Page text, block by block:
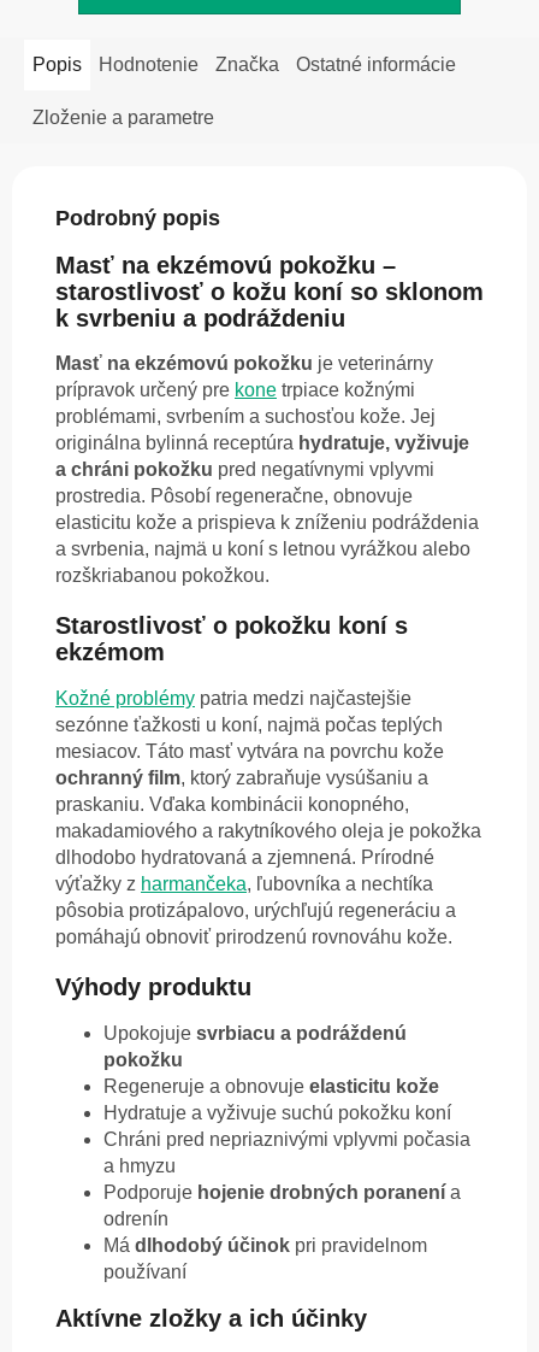
Popis Hodnotenie Značka Ostatné informácie
Zloženie a parametre
Podrobný popis
Masť na ekzémovú pokožku –
starostlivosť o kožu koní so sklonom
k svrbeniu a podráždeniu
Masť na ekzémovú pokožku je veterinárny
prípravok určený pre kone trpiace kožnými
problémami, svrbením a suchosťou kože. Jej
originálna bylinná receptúra hydratuje, vyživuje
a chráni pokožku pred negatívnymi vplyvmi
prostredia. Pôsobí regeneračne, obnovuje
elasticitu kože a prispieva k zníženiu podráždenia
a svrbenia, najmä u koní s letnou vyrážkou alebo
rozškriabanou pokožkou.
Starostlivosť o pokožku koní s
ekzémom
Kožné problémy patria medzi najčastejšie
sezónne ťažkosti u koní, najmä počas teplých
mesiacov. Táto masť vytvára na povrchu kože
ochranný film, ktorý zabraňuje vysúšaniu a
praskaniu. Vďaka kombinácii konopného,
makadamiového a rakytníkového oleja je pokožka
dlhodobo hydratovaná a zjemnená. Prírodné
výťažky z harmančeka, ľubovníka a nechtíka
pôsobia protizápalovo, urýchľujú regeneráciu a
pomáhajú obnoviť prirodzenú rovnováhu kože.
Výhody produktu
Upokojuje svrbiacu a podráždenú
pokožku
Regeneruje a obnovuje elasticitu kože
Hydratuje a vyživuje suchú pokožku koní
Chráni pred nepriaznivými vplyvmi počasia
a hmyzu
Podporuje hojenie drobných poranení a
odrenín
Má dlhodobý účinok pri pravidelnom
používaní
Aktívne zložky a ich účinky